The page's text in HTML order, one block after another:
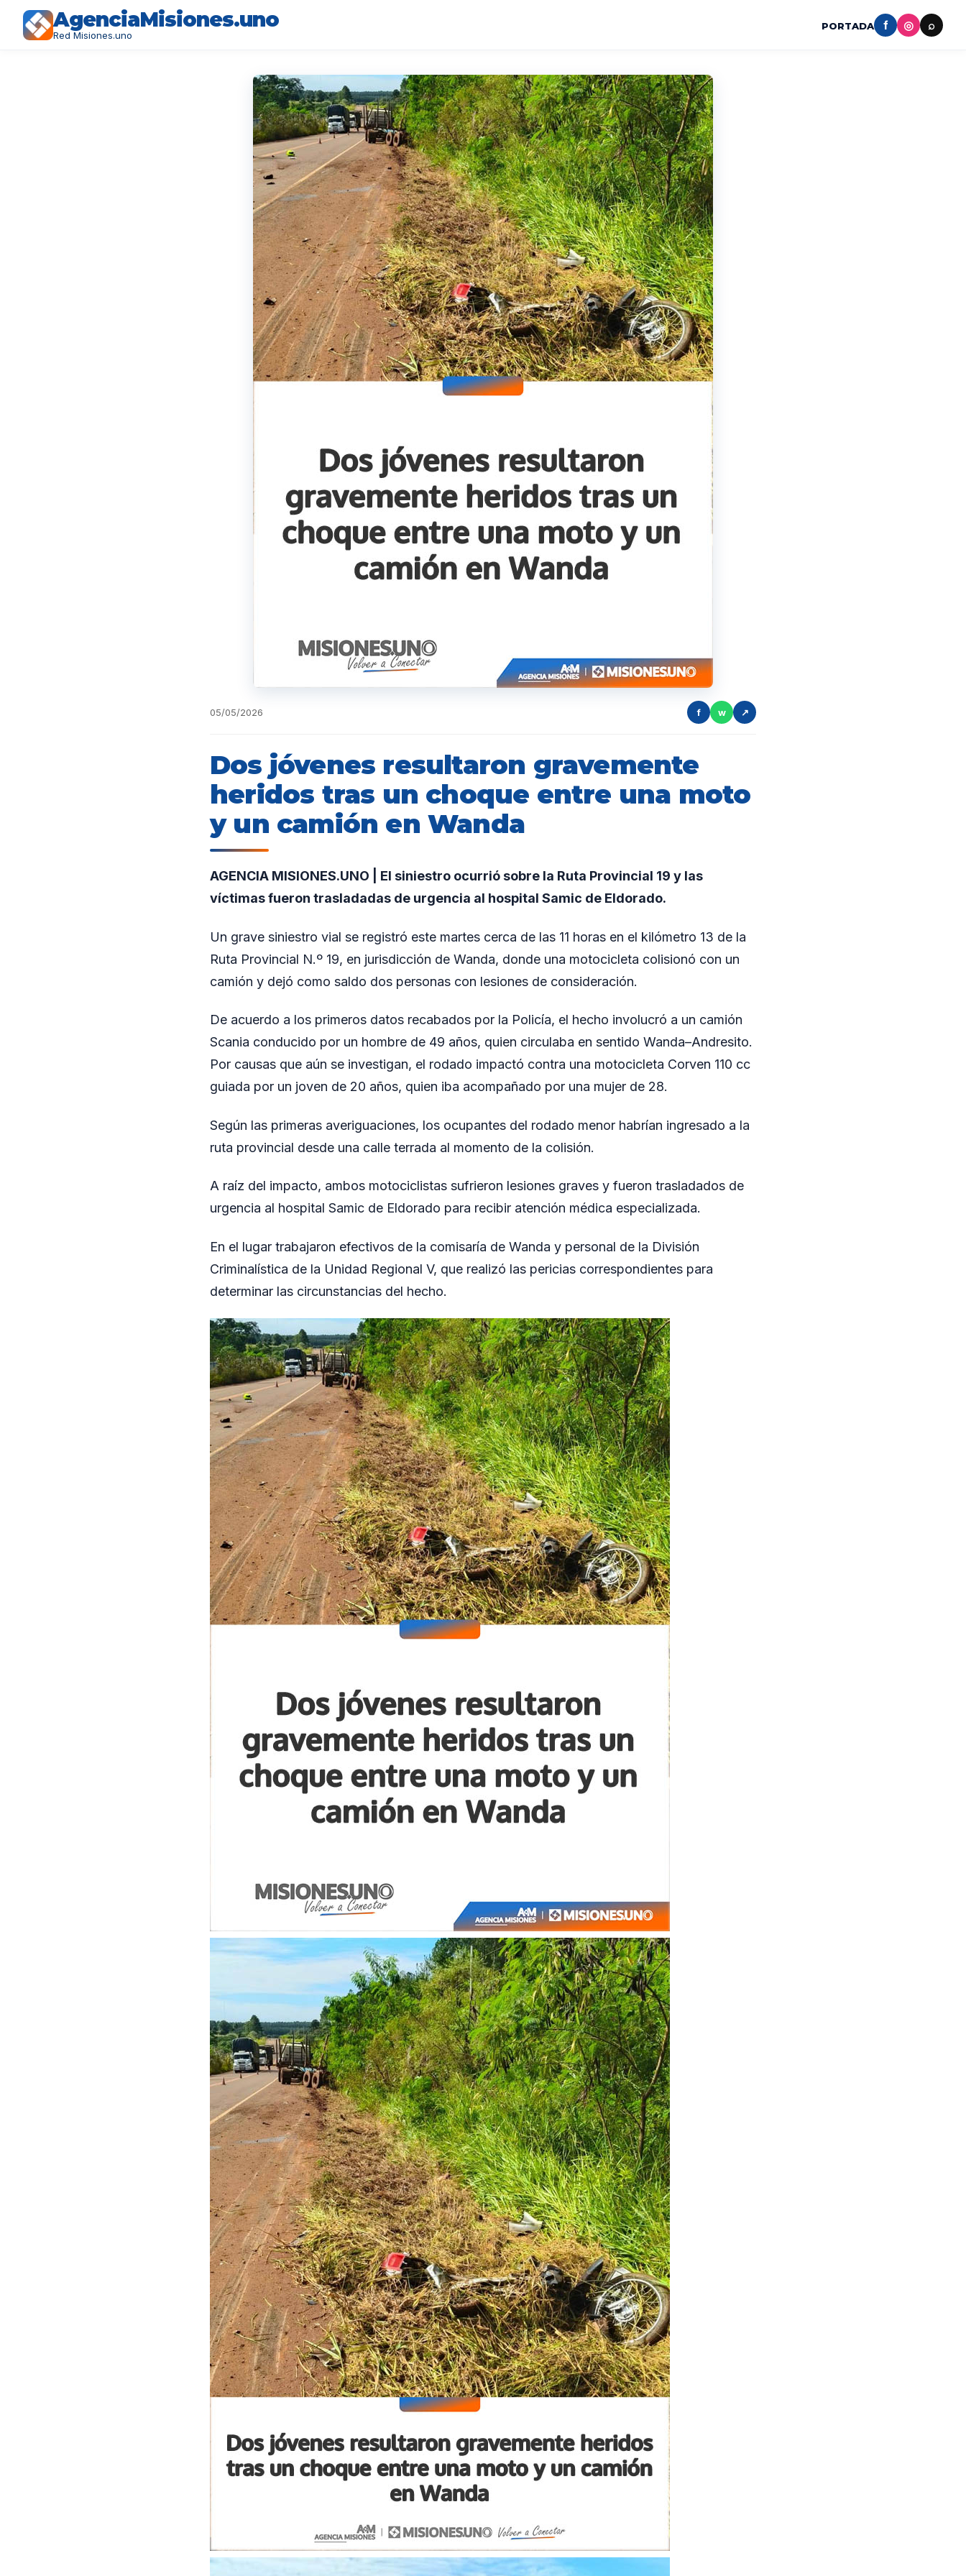
AgenciaMisiones.uno
Red Misiones.uno
PORTADA f ◎ ⌕
05/05/2026 f w ↗
Dos jóvenes resultaron gravemente
heridos tras un choque entre una moto
y un camión en Wanda
AGENCIA MISIONES.UNO | El siniestro ocurrió sobre la Ruta Provincial 19 y las
víctimas fueron trasladadas de urgencia al hospital Samic de Eldorado.
Un grave siniestro vial se registró este martes cerca de las 11 horas en el kilómetro 13 de la
Ruta Provincial N.º 19, en jurisdicción de Wanda, donde una motocicleta colisionó con un
camión y dejó como saldo dos personas con lesiones de consideración.
De acuerdo a los primeros datos recabados por la Policía, el hecho involucró a un camión
Scania conducido por un hombre de 49 años, quien circulaba en sentido Wanda–Andresito.
Por causas que aún se investigan, el rodado impactó contra una motocicleta Corven 110 cc
guiada por un joven de 20 años, quien iba acompañado por una mujer de 28.
Según las primeras averiguaciones, los ocupantes del rodado menor habrían ingresado a la
ruta provincial desde una calle terrada al momento de la colisión.
A raíz del impacto, ambos motociclistas sufrieron lesiones graves y fueron trasladados de
urgencia al hospital Samic de Eldorado para recibir atención médica especializada.
En el lugar trabajaron efectivos de la comisaría de Wanda y personal de la División
Criminalística de la Unidad Regional V, que realizó las pericias correspondientes para
determinar las circunstancias del hecho.